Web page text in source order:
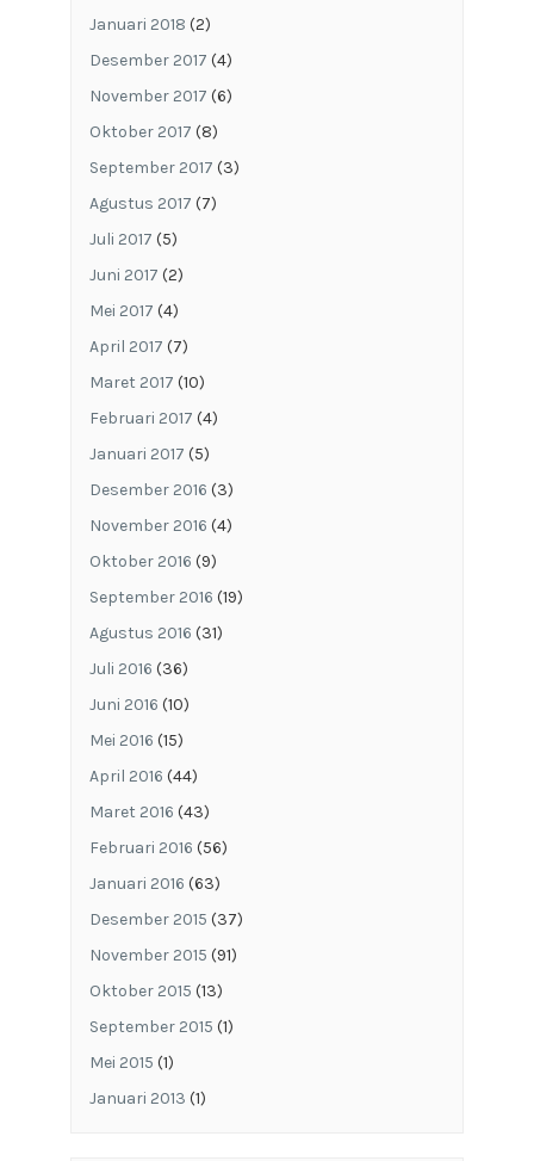
Januari 2018 (2)
Desember 2017 (4)
November 2017 (6)
Oktober 2017 (8)
September 2017 (3)
Agustus 2017 (7)
Juli 2017 (5)
Juni 2017 (2)
Mei 2017 (4)
April 2017 (7)
Maret 2017 (10)
Februari 2017 (4)
Januari 2017 (5)
Desember 2016 (3)
November 2016 (4)
Oktober 2016 (9)
September 2016 (19)
Agustus 2016 (31)
Juli 2016 (36)
Juni 2016 (10)
Mei 2016 (15)
April 2016 (44)
Maret 2016 (43)
Februari 2016 (56)
Januari 2016 (63)
Desember 2015 (37)
November 2015 (91)
Oktober 2015 (13)
September 2015 (1)
Mei 2015 (1)
Januari 2013 (1)